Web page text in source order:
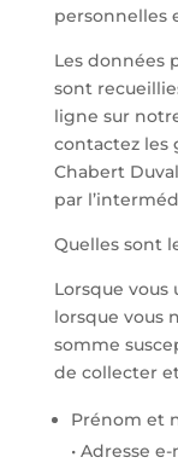
personnelles
Les données
sont
ligne sur
contactez les
Chabert
par
Quelles sont
Lorsque
lorsque vous
somme
de collecter
Prénom et
• Adresse